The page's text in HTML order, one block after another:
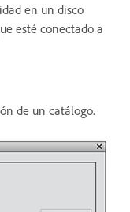
en un disco
esté conectado a
de un catálogo.